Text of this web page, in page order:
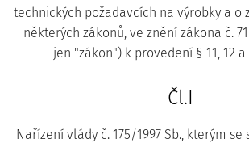
technických požadavcích na výrobky a o
některých zákonů, ve znění zákona č.
jen "zákon") k provedení § 11, 12 a
Čl.I
Nařízení vlády č. 175/1997 Sb., kterým